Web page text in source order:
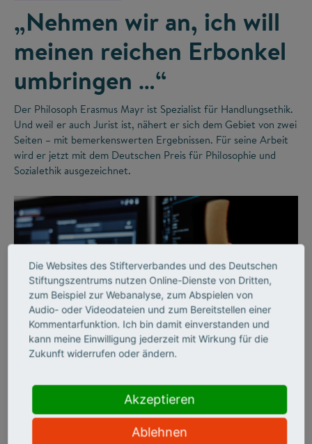
„Nehmen wir an, ich will
meinen reichen Erbonkel
umbringen …“
Der Philosoph Erasmus Mayr ist Spezialist für Handlungsethik.
Und weil er auch Jurist ist, nähert er sich dem Gebiet von zwei
Seiten – mit bemerkenswerten Ergebnissen. Für seine Arbeit
wird er jetzt mit dem Deutschen Preis für Philosophie und
Sozialethik ausgezeichnet.
IMPACT OF SCIENCE
Revolutionäre Einblicke
Die Websites des Stifterverbandes und des Deutschen
Stiftungszentrums nutzen Online-Dienste von Dritten,
zum Beispiel zur Webanalyse, zum Abspielen von
Audio- oder Videodateien und zum Bereitstellen einer
Kommentarfunktion. Ich bin damit einverstanden und
kann meine Einwilligung jederzeit mit Wirkung für die
Zukunft widerrufen oder ändern.
Akzeptieren
Ablehnen